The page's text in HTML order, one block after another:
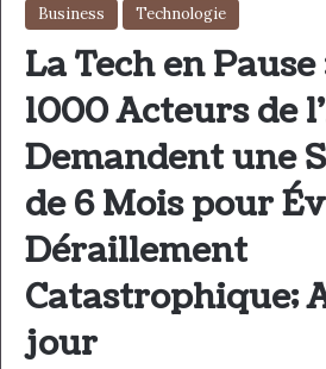
Business Technologie
La Tech en
1000 Acteurs de
Demandent une
de 6 Mois pour
Déraillement
Catastrophique;
jour